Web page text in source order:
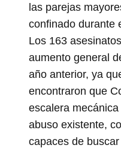
las parejas
confinado durante
Los 163
aumento general
año anterior, ya
encontraron que
escalera
abuso existente,
capaces de